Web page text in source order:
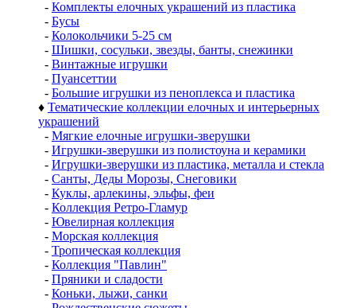
- Комплекты елочных украшений из пластика
- Бусы
- Колокольчики 5-25 см
- Шишки, сосульки, звезды, банты, снежинки
- Винтажные игрушки
- Пуансеттии
- Большие игрушки из пеноплекса и пластика
♦ Тематические коллекции елочных и интерьерных
украшений
- Мягкие елочные игрушки-зверушки
- Игрушки-зверушки из полистоуна и керамики
- Игрушки-зверушки из пластика, металла и стекла
- Санты, Деды Морозы, Снеговики
- Куклы, арлекины, эльфы, феи
- Коллекция Ретро-Гламур
- Ювелирная коллекция
- Морская коллекция
- Тропическая коллекция
- Коллекция "Павлин"
- Пряники и сладости
- Коньки, лыжи, санки